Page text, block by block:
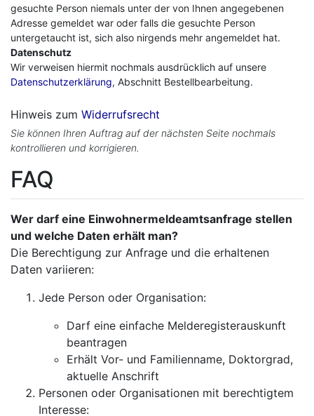
gesuchte Person niemals unter der von Ihnen angegebenen
Adresse gemeldet war oder falls die gesuchte Person
untergetaucht ist, sich also nirgends mehr angemeldet hat.
Datenschutz
Wir verweisen hiermit nochmals ausdrücklich auf unsere
Datenschutzerklärung, Abschnitt Bestellbearbeitung.
Hinweis zum Widerrufsrecht
Sie können Ihren Auftrag auf der nächsten Seite nochmals
kontrollieren und korrigieren.
FAQ
Wer darf eine Einwohnermeldeamtsanfrage stellen
und welche Daten erhält man?
Die Berechtigung zur Anfrage und die erhaltenen
Daten variieren:
Jede Person oder Organisation:
Darf eine einfache Melderegisterauskunft
beantragen
Erhält Vor- und Familienname, Doktorgrad,
aktuelle Anschrift
Personen oder Organisationen mit berechtigtem
Interesse: